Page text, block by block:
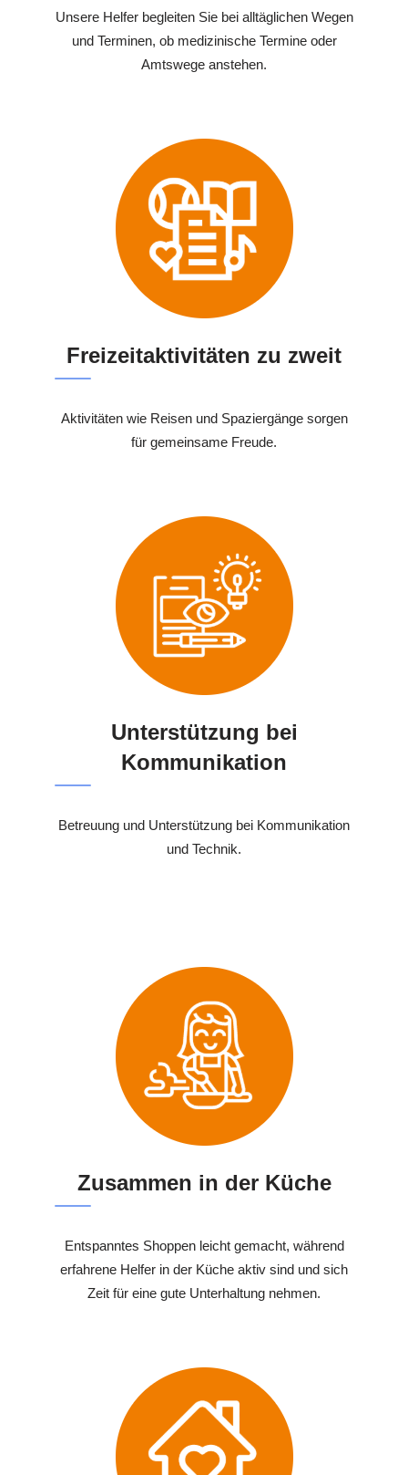
Unsere Helfer begleiten Sie bei alltäglichen Wegen
und Terminen, ob medizinische Termine oder
Amtswege anstehen.
Freizeitaktivitäten zu zweit
Aktivitäten wie Reisen und Spaziergänge sorgen
für gemeinsame Freude.
Unterstützung bei
Kommunikation
Betreuung und Unterstützung bei Kommunikation
und Technik.
Zusammen in der Küche
Entspanntes Shoppen leicht gemacht, während
erfahrene Helfer in der Küche aktiv sind und sich
Zeit für eine gute Unterhaltung nehmen.